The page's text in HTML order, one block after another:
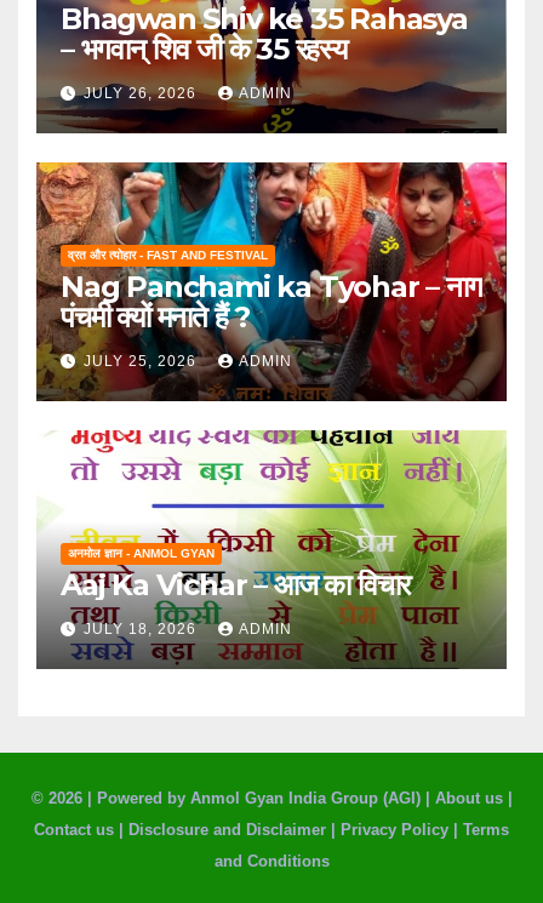
Bhagwan Shiv ke 35 Rahasya
– भगवान् शिव जी के 35 रहस्य
JULY 26, 2026 ADMIN
व्रत और त्योहार - FAST AND FESTIVAL
Nag Panchami ka Tyohar – नाग
पंचमी क्यों मनाते हैं ?
JULY 25, 2026 ADMIN
अनमोल ज्ञान - ANMOL GYAN
Aaj Ka Vichar – आज का विचार
JULY 18, 2026 ADMIN
© 2026 | Powered by Anmol Gyan India Group (AGI)| About us|
Contact us
Disclosure and Disclaimer Privacy Policy
Terms
and Conditions